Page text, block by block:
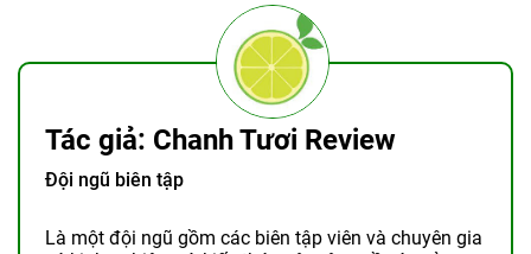
Tác giả: Chanh Tươi Review
Đội ngũ biên tập
Là một đội ngũ gồm các biên tập viên và chuyên gia